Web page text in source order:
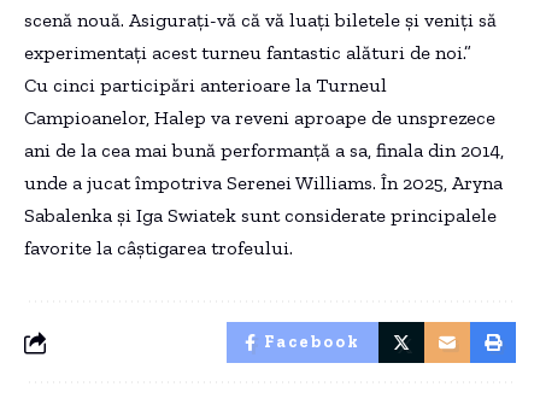
scenă nouă. Asigurați-vă că vă luați biletele și veniți să
experimentați acest turneu fantastic alături de noi.”
Cu cinci participări anterioare la Turneul
Campioanelor, Halep va reveni aproape de unsprezece
ani de la cea mai bună performanță a sa, finala din 2014,
unde a jucat împotriva Serenei Williams. În 2025, Aryna
Sabalenka și Iga Swiatek sunt considerate principalele
favorite la câștigarea trofeului.
Facebook